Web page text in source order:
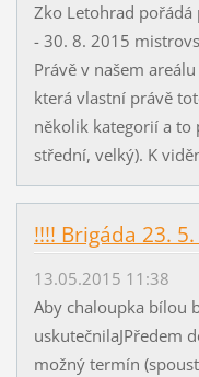
Zko Letohrad
- 30. 8. 2015
Právě v našem
která vlastní právě
několik kategorií a to
střední, velký). K
!!!! Brigáda 23.
13.05.2015 11:38
Aby chaloupka bílou
uskutečnilaJPředem
možný termín